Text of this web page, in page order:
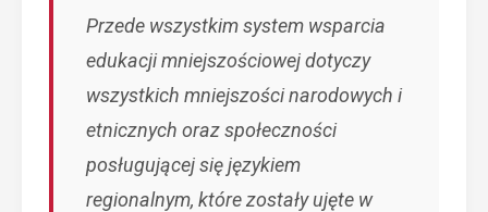
Przede wszystkim system wsparcia
edukacji mniejszościowej dotyczy
wszystkich mniejszości narodowych i
etnicznych oraz społeczności
posługującej się językiem
regionalnym, które zostały ujęte w